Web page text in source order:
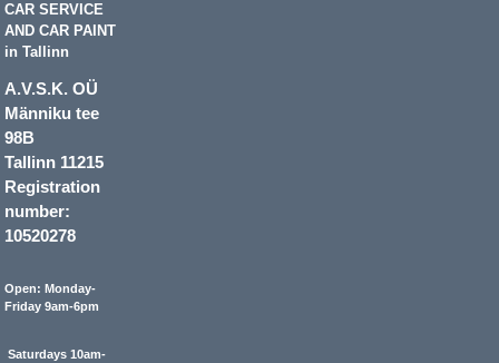
CAR SERVICE
AND CAR PAINT
in Tallinn
A.V.S.K. OÜ
Männiku tee
98B
Tallinn 11215
Registration
number:
10520278
Open: Monday-
Friday 9am-6pm
Saturdays 10am-